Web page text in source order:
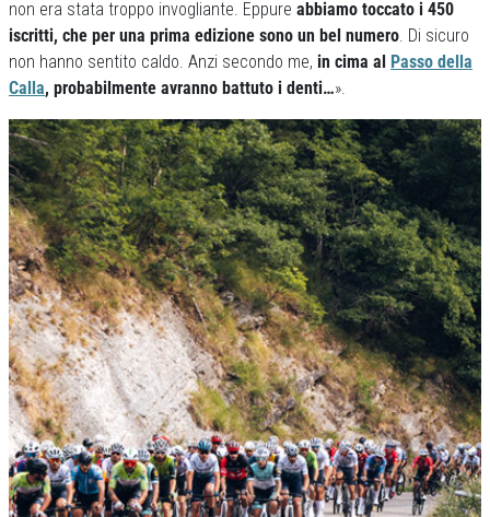
non era stata troppo invogliante. Eppure abbiamo toccato i 450
iscritti, che per una prima edizione sono un bel numero. Di sicuro
non hanno sentito caldo. Anzi secondo me, in cima al
Passo della
Calla, probabilmente avranno battuto i denti…».